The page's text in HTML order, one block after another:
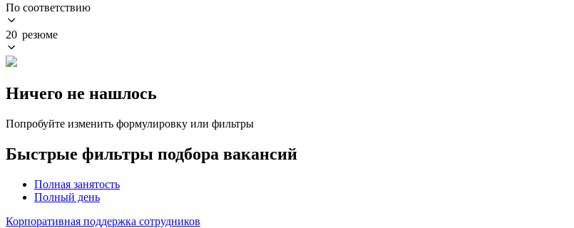
По соответствию
20 резюме
Ничего не нашлось
Попробуйте изменить формулировку или фильтры
Быстрые фильтры подбора вакансий
Полная занятость
Полный день
Корпоративная поддержка сотрудников